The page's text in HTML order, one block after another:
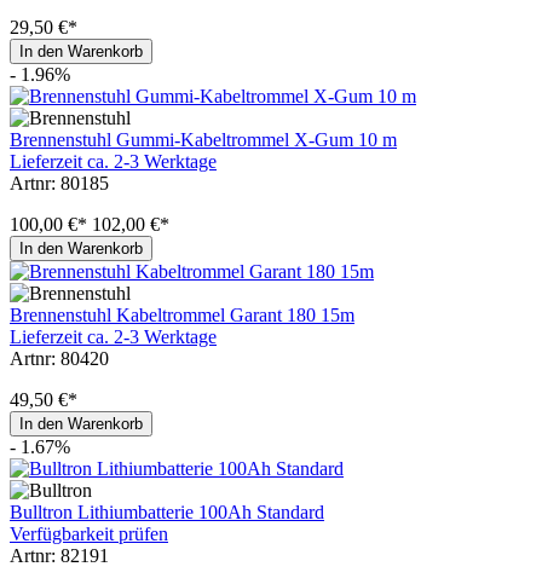
29,50 €*
In den Warenkorb
- 1.96%
Brennenstuhl Gummi-Kabeltrommel X-Gum 10 m
Lieferzeit ca. 2-3 Werktage
Artnr: 80185
100,00 €* 102,00 €*
In den Warenkorb
Brennenstuhl Kabeltrommel Garant 180 15m
Lieferzeit ca. 2-3 Werktage
Artnr: 80420
49,50 €*
In den Warenkorb
- 1.67%
Bulltron Lithiumbatterie 100Ah Standard
Verfügbarkeit prüfen
Artnr: 82191